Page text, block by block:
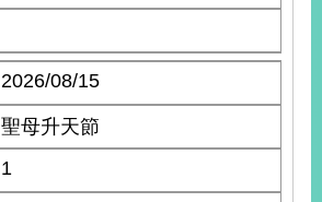
2026/08/15
聖母升天節
1